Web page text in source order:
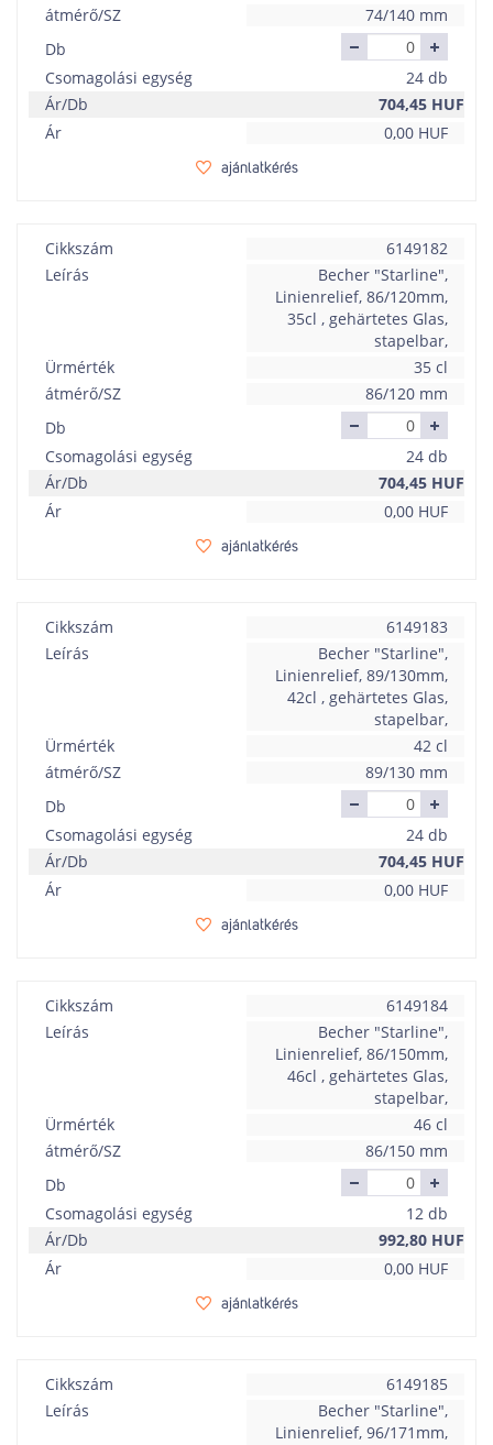
átmérő/SZ
74/140 mm
Db
Csomagolási egység
24 db
Ár/Db
704,45 HUF
Ár
0,00 HUF
ajánlatkérés
Cikkszám
6149182
Leírás
Becher "Starline",
Linienrelief, 86/120mm,
35cl , gehärtetes Glas,
stapelbar,
Ürmérték
35 cl
átmérő/SZ
86/120 mm
Db
Csomagolási egység
24 db
Ár/Db
704,45 HUF
Ár
0,00 HUF
ajánlatkérés
Cikkszám
6149183
Leírás
Becher "Starline",
Linienrelief, 89/130mm,
42cl , gehärtetes Glas,
stapelbar,
Ürmérték
42 cl
átmérő/SZ
89/130 mm
Db
Csomagolási egység
24 db
Ár/Db
704,45 HUF
Ár
0,00 HUF
ajánlatkérés
Cikkszám
6149184
Leírás
Becher "Starline",
Linienrelief, 86/150mm,
46cl , gehärtetes Glas,
stapelbar,
Ürmérték
46 cl
átmérő/SZ
86/150 mm
Db
Csomagolási egység
12 db
Ár/Db
992,80 HUF
Ár
0,00 HUF
ajánlatkérés
Cikkszám
6149185
Leírás
Becher "Starline",
Linienrelief, 96/171mm,